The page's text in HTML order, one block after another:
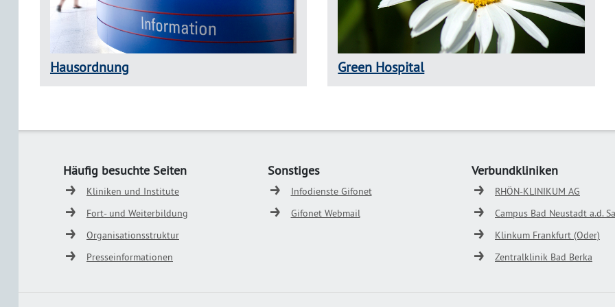
Hausordnung Green Hospital
Häufig besuchte Seiten
Kliniken und Institute
Fort- und Weiterbildung
Organisationsstruktur
Presseinformationen
Sonstiges
Infodienste Gifonet
Gifonet Webmail
Verbundkliniken
RHÖN-KLINIKUM AG
Campus Bad Neustadt a.d.
Klinkum Frankfurt (Oder)
Zentralklinik Bad Berka